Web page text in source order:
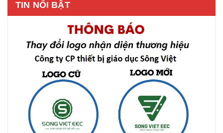
TIN NỔI BẬT